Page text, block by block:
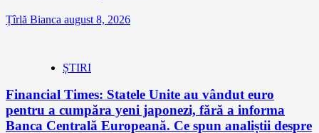
Țîrlă Bianca august 8, 2026
ȘTIRI
Financial Times: Statele Unite au vândut euro
pentru a cumpăra yeni japonezi, fără a informa
Banca Centrală Europeană. Ce spun analiștii despre